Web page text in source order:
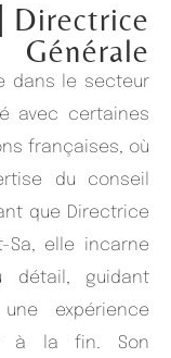
| Directrice
Générale
dans le secteur
avec certaines
françaises, où
du conseil
que Directrice
Sa, elle incarne
détail, guidant
expérience
à la fin. Son